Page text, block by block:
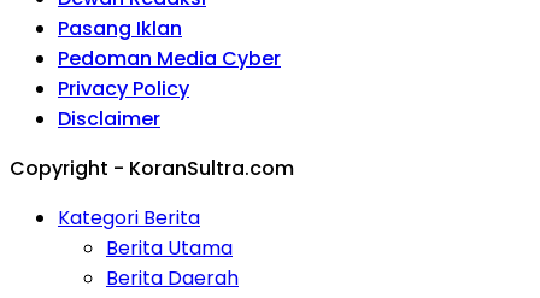
Pasang Iklan
Pedoman Media Cyber
Privacy Policy
Disclaimer
Copyright - KoranSultra.com
Kategori Berita
Berita Utama
Berita Daerah